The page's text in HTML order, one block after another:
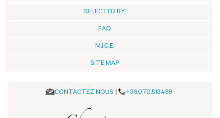
SELECTED BY
FAQ
M.I.C.E.
SITE MAP
CONTACTEZ NOUS | +39.070.513489